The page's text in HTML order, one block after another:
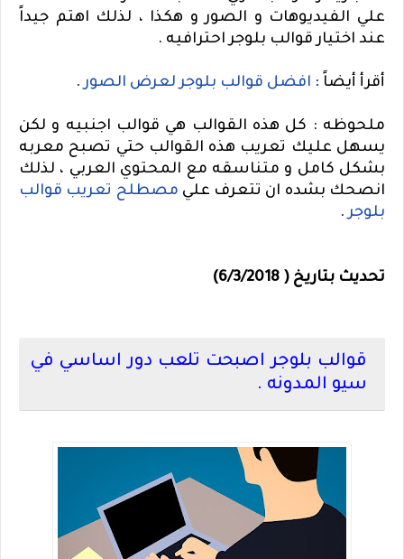
علي الفيديوهات و الصور و هكذا ، لذلك اهتم جيداً
عند اختيار قوالب بلوجر احترافيه .
أقرأ أيضاً : افضل قوالب بلوجر لعرض الصور .
ملحوظه : كل هذه القوالب هي قوالب اجنبيه و لكن
يسهل عليك تعريب هذه القوالب حتي تصبح معربه
بشكل كامل و متناسقه مع المحتوي العربي ، لذلك
انصحك بشده ان تتعرف علي مصطلح تعريب قوالب
بلوجر.
تحديث بتاريخ ( 6/3/2018)
قوالب بلوجر اصبحت تلعب دور اساسي في
سيو المدونه .